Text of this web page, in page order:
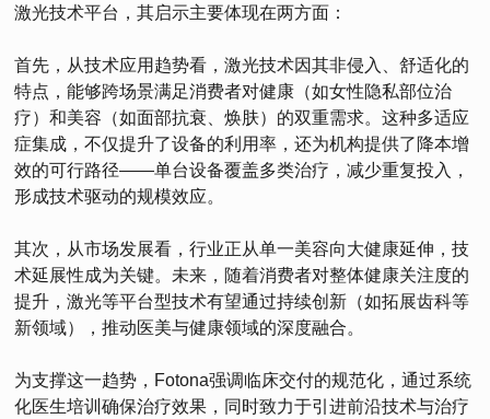
激光技术平台，其启示主要体现在两方面：
首先，从技术应用趋势看，激光技术因其非侵入、舒适化的
特点，能够跨场景满足消费者对健康（如女性隐私部位治
疗）和美容（如面部抗衰、焕肤）的双重需求。这种多适应
症集成，不仅提升了设备的利用率，还为机构提供了降本增
效的可行路径——单台设备覆盖多类治疗，减少重复投入，
形成技术驱动的规模效应。
其次，从市场发展看，行业正从单一美容向大健康延伸，技
术延展性成为关键。未来，随着消费者对整体健康关注度的
提升，激光等平台型技术有望通过持续创新（如拓展齿科等
新领域），推动医美与健康领域的深度融合。
为支撑这一趋势，Fotona强调临床交付的规范化，通过系统
化医生培训确保治疗效果，同时致力于引进前沿技术与治疗